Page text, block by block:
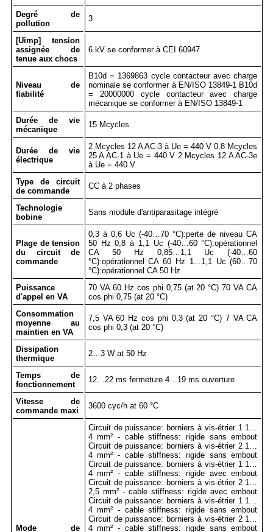
Degré de
pollution
3
[Uimp] tension
assignée de
tenue aux chocs
6 kV se conformer à CEI 60947
Niveau de
fiabilité
B10d = 1369863 cycle contacteur avec charge
nominale se conformer à EN/ISO 13849-1 B10d
= 20000000 cycle contacteur avec charge
mécanique se conformer à EN/ISO 13849-1
Durée de vie
mécanique
15 Mcycles
Durée de vie
électrique
2 Mcycles 12 A AC-3 à Ue = 440 V 0,8 Mcycles
25 A AC-1 à Ue = 440 V 2 Mcycles 12 A AC-3e
à Ue = 440 V
Type de circuit
de commande
CC à 2 phases
Technologie
bobine
Sans module d'antiparasitage intégré
Plage de tension
du circuit de
commande
0,3 à 0,6 Uc (-40…70 °C):perte de niveau CA
50 Hz 0,8 à 1,1 Uc (-40…60 °C):opérationnel
CA 50 Hz 0,85…1,1 Uc (-40…60
°C):opérationnel CA 60 Hz 1...1,1 Uc (60…70
°C):opérationnel CA 50 Hz
Puissance
d'appel en VA
70 VA 60 Hz cos phi 0,75 (at 20 °C) 70 VA CA
cos phi 0,75 (at 20 °C)
Consommation
moyenne au
maintien en VA
7,5 VA 60 Hz cos phi 0,3 (at 20 °C) 7 VA CA
cos phi 0,3 (at 20 °C)
Dissipation
thermique
2…3 W at 50 Hz
Temps de
fonctionnement
12…22 ms fermeture 4…19 ms ouverture
Vitesse de
commande maxi
3600 cyc/h at 60 °C
Mode de
Circuit de puissance: borniers à vis-étrier 1 1…
4 mm² - cable stiffness: rigide sans embout
Circuit de puissance: borniers à vis-étrier 2 1…
4 mm² - cable stiffness: rigide sans embout
Circuit de puissance: borniers à vis-étrier 1 1…
4 mm² - cable stiffness: rigide avec embout
Circuit de puissance: borniers à vis-étrier 2 1…
2,5 mm² - cable stiffness: rigide avec embout
Circuit de puissance: borniers à vis-étrier 1 1…
4 mm² - cable stiffness: rigide sans embout
Circuit de puissance: borniers à vis-étrier 2 1…
4 mm² - cable stiffness: rigide sans embout